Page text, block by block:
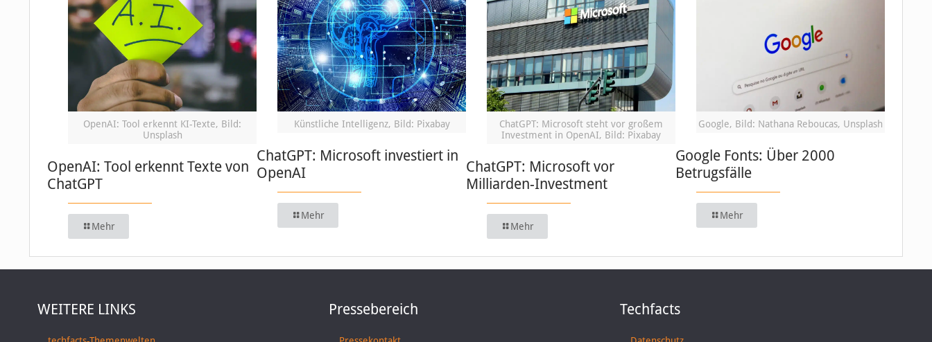
OpenAI: Tool erkennt KI-Texte, Bild:
Unsplash
OpenAI: Tool erkennt Texte von
ChatGPT
Mehr
Künstliche Intelligenz, Bild: Pixabay
ChatGPT: Microsoft investiert in
OpenAI
Mehr
ChatGPT: Microsoft steht vor großem
Investment in OpenAI, Bild: Pixabay
ChatGPT: Microsoft vor
Milliarden-Investment
Mehr
Google, Bild: Nathana Reboucas, Unsplash
Google Fonts: Über 2000
Betrugsfälle
Mehr
WEITERE LINKS Pressebereich Techfacts